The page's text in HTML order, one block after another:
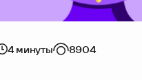
4 минуты
8904